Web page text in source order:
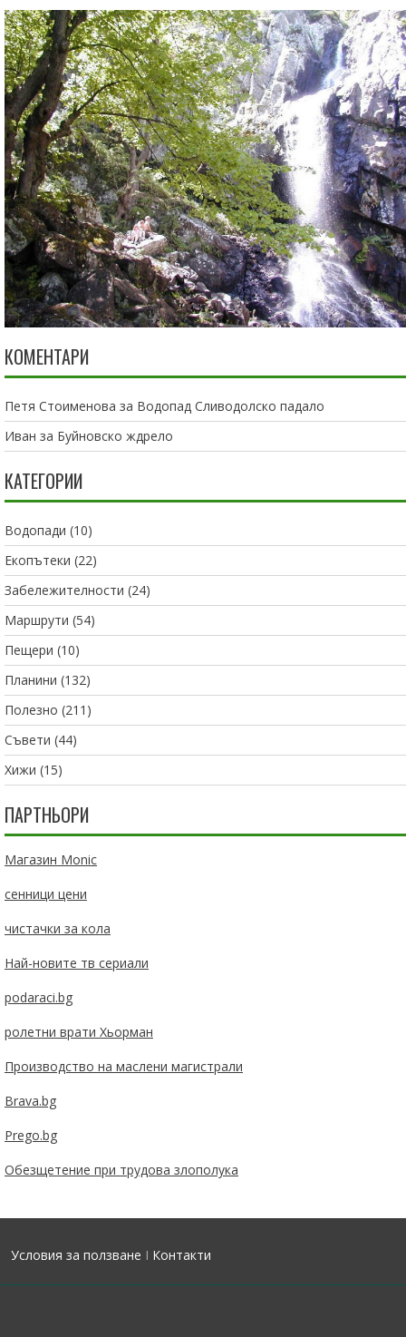
КОМЕНТАРИ
Петя Стоименова за Водопад Сливодолско падало
Иван за Буйновско ждрело
КАТЕГОРИИ
Водопади (10)
Екопътеки (22)
Забележителности (24)
Маршрути (54)
Пещери (10)
Планини (132)
Полезно (211)
Съвети (44)
Хижи (15)
ПАРТНЬОРИ
Магазин Monic
сенници цени
чистачки за кола
Най-новите тв сериали
podaraci.bg
ролетни врати Хьорман
Производство на маслени магистрали
Brava.bg
Prego.bg
Обезщетение при трудова злополука
Условия за ползване I Контакти